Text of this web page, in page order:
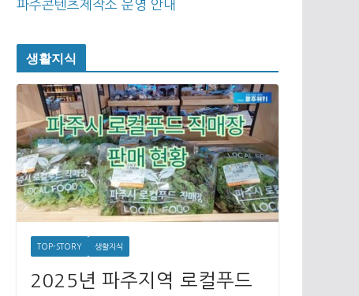
파주콘텐츠제작소 운영 안내
생활지식
TOP-STORY 생활지식
2025년 파주지역 로컬푸드